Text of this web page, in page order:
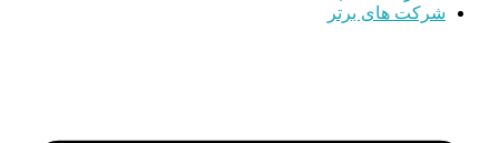
شرکت های برتر